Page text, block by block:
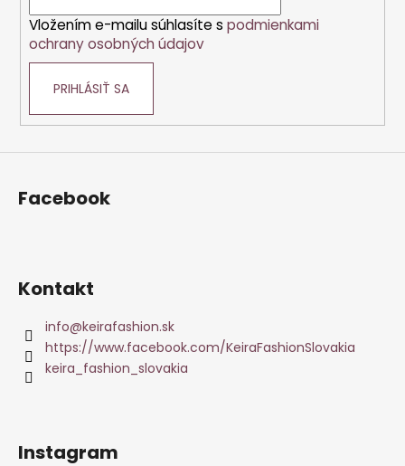
Vložením e-mailu súhlasíte s podmienkami
ochrany osobných údajov
PRIHLÁSIŤ SA
Facebook
Kontakt
info@keirafashion.sk
https://www.facebook.com/KeiraFashionSlovakia
keira_fashion_slovakia
Instagram